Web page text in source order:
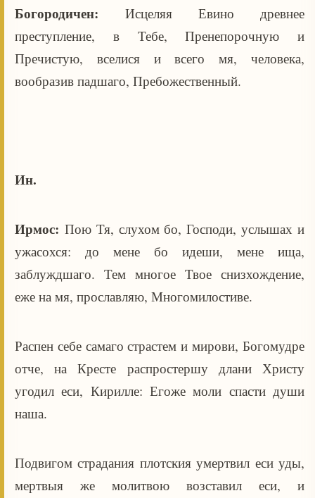
Богородичен: Исцеляя Евино древнее
преступление, в Тебе, Пренепорочную и
Пречистую, вселися и всего мя, человека,
вообразив падшаго, Пребожественный.
Ин.
Ирмос: Пою Тя, слухом бо, Господи, услышах и
ужасохся: до мене бо идеши, мене ища,
заблуждшаго. Тем многое Твое снизхождение,
еже на мя, прославляю, Многомилостиве.
Распен себе самаго страстем и мирови, Богомудре
отче, на Кресте распростершу длани Христу
угодил еси, Кирилле: Егоже моли спасти души
наша.
Подвигом страдания плотския умертвил еси уды,
мертвыя же молитвою возставил еси, и